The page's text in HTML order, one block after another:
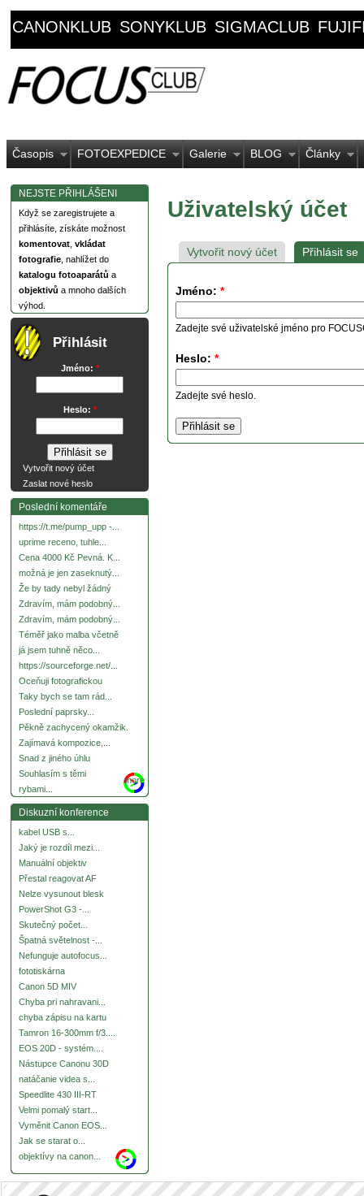
CANONKLUB SONYKLUB SIGMACLUB
Časopis FOTOEXPEDICE Galerie BLOG Články
NEJSTE PŘIHLÁŠENI
Když se zaregistrujete a
přihlásíte, získáte možnost
komentovat vkládat
fotografie , nahlížet do
katalogu fotoaparátů a
objektivů a mnoho dalších
výhod.
Přihlásit
Jméno: *
Heslo: *
Vytvořit nový účet
Zaslat nové heslo
Poslední komentáře
https://t.me/pump_upp -...
uprime receno, tuhle...
Cena 4000 Kč Pevná. K...
možná je jen zaseknutý...
Že by tady nebyl žádný
Zdravím, mám podobný...
Zdravím, mám podobný...
Téměř jako malba včetně
já jsem tuhně něco...
https://sourceforge.net/...
Oceňuji fotografickou
Taky bych se tam rád...
Poslední paprsky...
Pěkně zachycený okamžik.
Zajímavá kompozice,...
Snad z jiného úhlu
Souhlasím s těmi
rybami...
more
Diskuzní konference
kabel USB s...
Jaký je rozdíl mezi...
Manuální objektiv
Přestal reagovat AF
Nelze vysunout blesk
PowerShot G3 -...
Skutečný počet...
Špatná světelnost -...
Nefunguje autofocus...
fototiskárna
Canon 5D MIV
Chyba pri nahravani...
chyba zápisu na kartu
Tamron 16-300mm f/3....
EOS 20D - systém....
Nástupce Canonu 30D
natáčanie videa s...
Speedlite 430 III-RT
Velmi pomalý start...
Vyměnit Canon EOS...
Jak se starat o...
objektívy na canon...
Uživatelský účet
Vytvořit nový účet Přihlásit se
Jméno: *
Zadejte své uživatelské jméno pro
Heslo: *
Zadejte své heslo.